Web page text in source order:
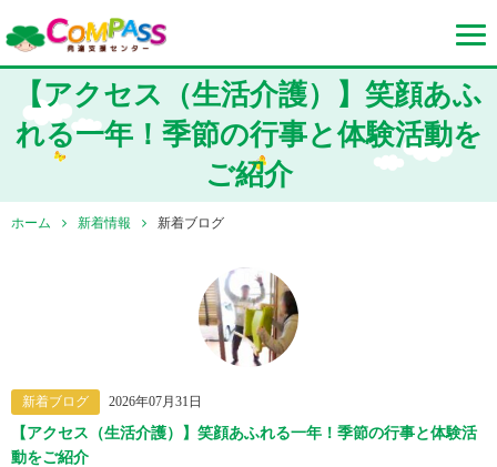
【アクセス（生活介護）】笑顔あふ
れる一年！季節の行事と体験活動を
ご紹介
ホーム 新着情報 新着ブログ
新着ブログ 2026年07月31日
【アクセス（生活介護）】笑顔あふれる一年！季節の行事と体験活
動をご紹介